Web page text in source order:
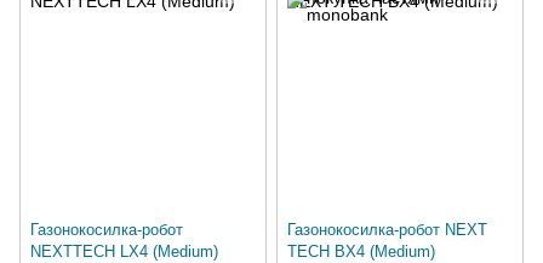
Газонокосилка-робот
NEXTTECH LX4 (Medium)
Газонокосилка-робот NEXT
TECH BX4 (Medium)